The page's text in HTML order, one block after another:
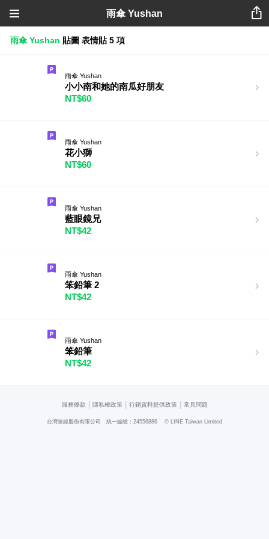
雨傘 Yushan
雨傘 Yushan 貼圖 表情貼 5 項
雨傘 Yushan
小小南和她的南瓜好朋友
NT$60
雨傘 Yushan
花小獅
NT$60
雨傘 Yushan
藍眼鏡兄
NT$42
雨傘 Yushan
笨鉛筆 2
NT$42
雨傘 Yushan
笨鉛筆
NT$42
服務條款 隱私權政策 行銷資料提供政策 常見問題
台灣連線股份有限公司 統一編號：24556886 © LINE Taiwan Limited